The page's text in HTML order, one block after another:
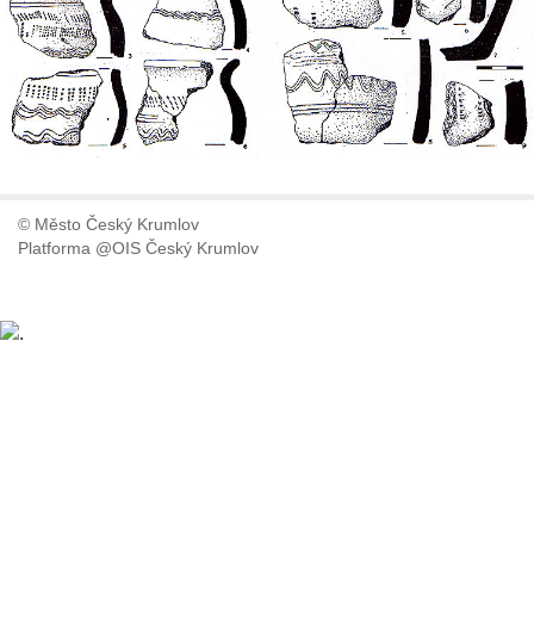
© Město Český Krumlov
Platforma @OIS Český Krumlov